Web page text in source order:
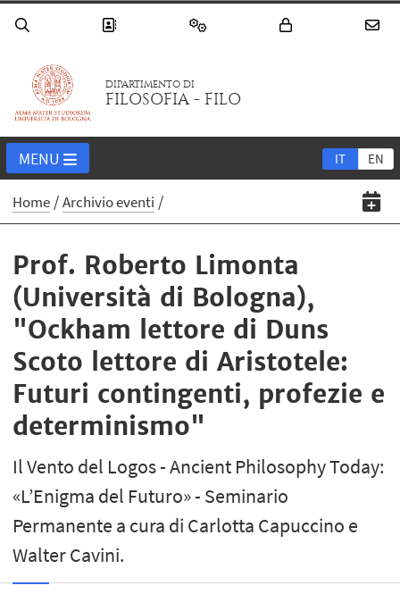
DIPARTIMENTO DI
FILOSOFIA - FILO
IT EN
MENU
Home Archivio eventi
Prof. Roberto Limonta
(Università di Bologna),
"Ockham lettore di Duns
Scoto lettore di Aristotele:
Futuri contingenti, profezie e
determinismo"
Il Vento del Logos - Ancient Philosophy Today:
«L’Enigma del Futuro» - Seminario
Permanente a cura di Carlotta Capuccino e
Walter Cavini.